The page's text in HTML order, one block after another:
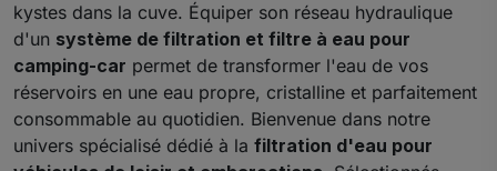
kystes dans la cuve. Équiper son réseau hydraulique
d'un système de filtration et filtre à eau pour
camping-car permet de transformer l'eau de vos
réservoirs en une eau propre, cristalline et parfaitement
consommable au quotidien. Bienvenue dans notre
univers spécialisé dédié à la filtration d'eau pour